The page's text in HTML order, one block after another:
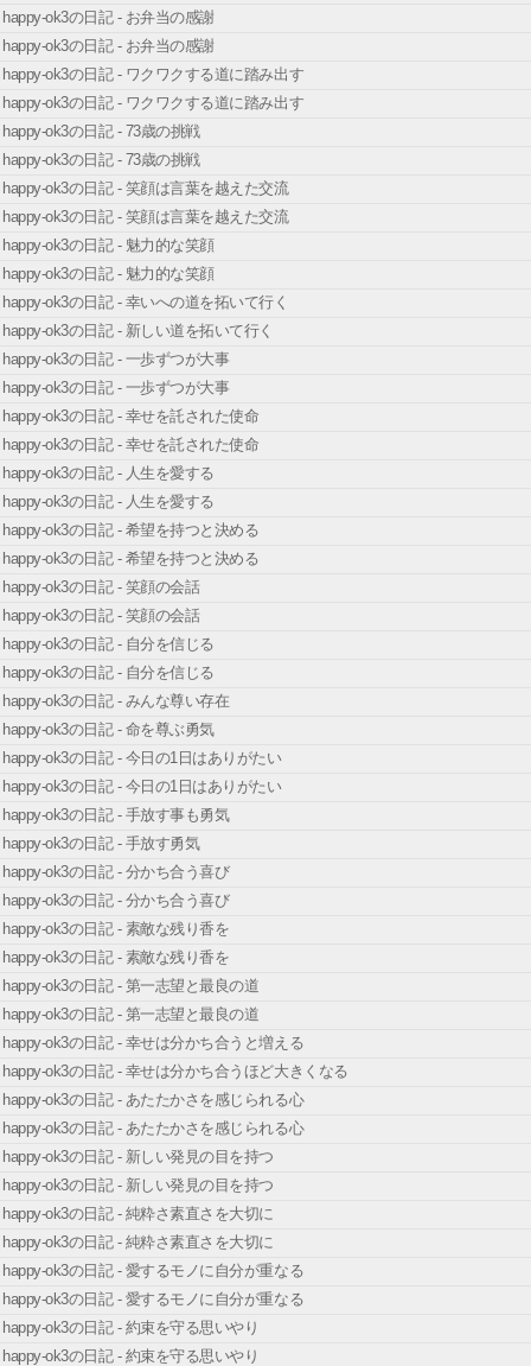
happy-ok3の日記 - お弁当の感謝
happy-ok3の日記 - お弁当の感謝
happy-ok3の日記 - ワクワクする道に踏み出す
happy-ok3の日記 - ワクワクする道に踏み出す
happy-ok3の日記 - 73歳の挑戦
happy-ok3の日記 - 73歳の挑戦
happy-ok3の日記 - 笑顔は言葉を越えた交流
happy-ok3の日記 - 笑顔は言葉を越えた交流
happy-ok3の日記 - 魅力的な笑顔
happy-ok3の日記 - 魅力的な笑顔
happy-ok3の日記 - 幸いへの道を拓いて行く
happy-ok3の日記 - 新しい道を拓いて行く
happy-ok3の日記 - 一歩ずつが大事
happy-ok3の日記 - 一歩ずつが大事
happy-ok3の日記 - 幸せを託された使命
happy-ok3の日記 - 幸せを託された使命
happy-ok3の日記 - 人生を愛する
happy-ok3の日記 - 人生を愛する
happy-ok3の日記 - 希望を持つと決める
happy-ok3の日記 - 希望を持つと決める
happy-ok3の日記 - 笑顔の会話
happy-ok3の日記 - 笑顔の会話
happy-ok3の日記 - 自分を信じる
happy-ok3の日記 - 自分を信じる
happy-ok3の日記 - みんな尊い存在
happy-ok3の日記 - 命を尊ぶ勇気
happy-ok3の日記 - 今日の1日はありがたい
happy-ok3の日記 - 今日の1日はありがたい
happy-ok3の日記 - 手放す事も勇気
happy-ok3の日記 - 手放す勇気
happy-ok3の日記 - 分かち合う喜び
happy-ok3の日記 - 分かち合う喜び
happy-ok3の日記 - 素敵な残り香を
happy-ok3の日記 - 素敵な残り香を
happy-ok3の日記 - 第一志望と最良の道
happy-ok3の日記 - 第一志望と最良の道
happy-ok3の日記 - 幸せは分かち合うと増える
happy-ok3の日記 - 幸せは分かち合うほど大きくなる
happy-ok3の日記 - あたたかさを感じられる心
happy-ok3の日記 - あたたかさを感じられる心
happy-ok3の日記 - 新しい発見の目を持つ
happy-ok3の日記 - 新しい発見の目を持つ
happy-ok3の日記 - 純粋さ素直さを大切に
happy-ok3の日記 - 純粋さ素直さを大切に
happy-ok3の日記 - 愛するモノに自分が重なる
happy-ok3の日記 - 愛するモノに自分が重なる
happy-ok3の日記 - 約束を守る思いやり
happy-ok3の日記 - 約束を守る思いやり